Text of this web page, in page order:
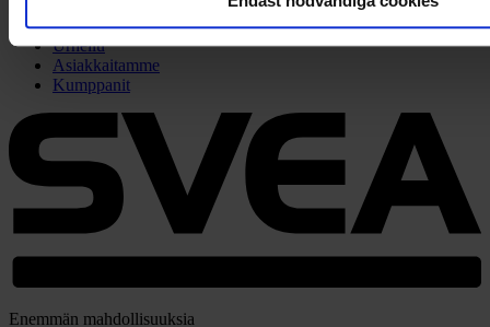
Vastuullisuus
Urheilu
Asiakkaitamme
Kumppanit
Enemmän mahdollisuuksia